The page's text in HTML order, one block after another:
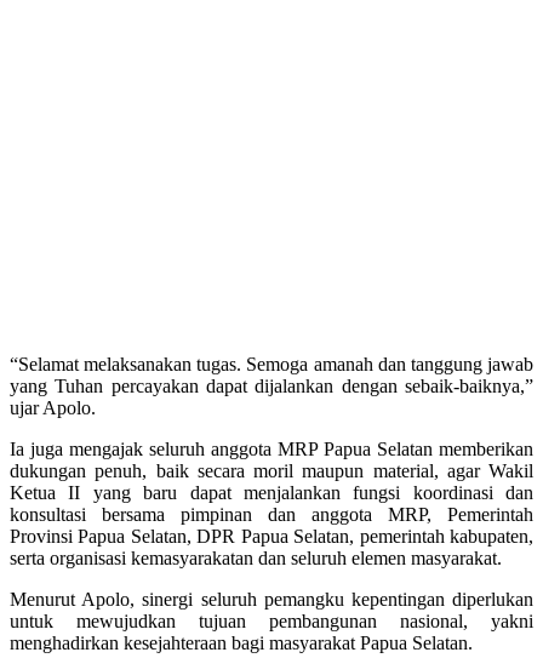
“Selamat melaksanakan tugas. Semoga amanah dan tanggung jawab
yang Tuhan percayakan dapat dijalankan dengan sebaik-baiknya,”
ujar Apolo.
Ia juga mengajak seluruh anggota MRP Papua Selatan memberikan
dukungan penuh, baik secara moril maupun material, agar Wakil
Ketua II yang baru dapat menjalankan fungsi koordinasi dan
konsultasi bersama pimpinan dan anggota MRP, Pemerintah
Provinsi Papua Selatan, DPR Papua Selatan, pemerintah kabupaten,
serta organisasi kemasyarakatan dan seluruh elemen masyarakat.
Menurut Apolo, sinergi seluruh pemangku kepentingan diperlukan
untuk mewujudkan tujuan pembangunan nasional, yakni
menghadirkan kesejahteraan bagi masyarakat Papua Selatan.